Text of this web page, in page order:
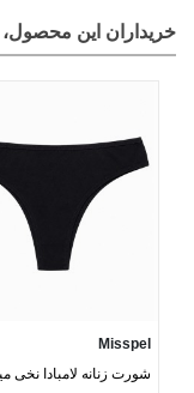
خریداران این محصول،
Misspel
شورت زنانه لامبادا نخی